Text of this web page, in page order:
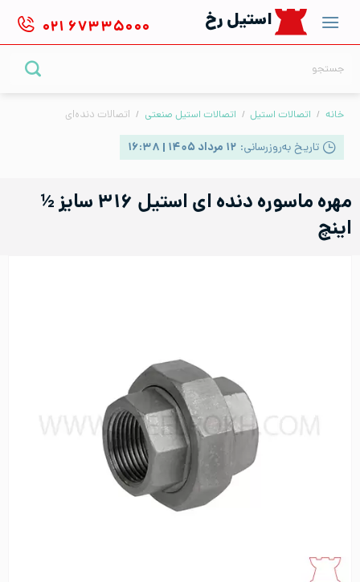
content
استیل رخ ۰۲۱ ۶۷۳۳۵۰۰۰
خانه / اتصالات استیل / اتصالات استیل صنعتی / اتصالات دنده‌ای
تاریخ به‌روزرسانی: ۱۲ مرداد ۱۴۰۵ | ۱۶:۳۸
مهره ماسوره دنده ای استیل ۳۱۶ سایز ½
اینچ